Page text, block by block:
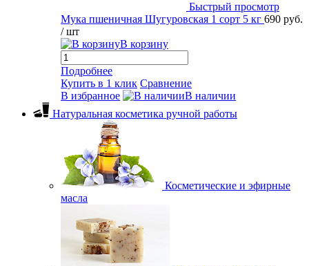
Быстрый просмотр
Мука пшеничная Шугуровская 1 сорт 5 кг 690 руб.
/ шт
В корзину
Подробнее
Купить в 1 клик Сравнение
В избранное
В наличии
Натуральная косметика ручной работы
Косметические и эфирные
масла